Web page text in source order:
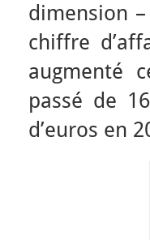
dimension
chiffre
augmenté
passé de
d’euros en